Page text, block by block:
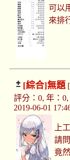
可以
來排
[綜合]無題[
評分：0, 年：
2019-06-01
上
請
竟